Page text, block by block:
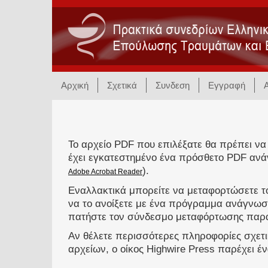
Αρχική Σχετικά Συνδεση Εγγραφή
Το αρχείο PDF που επιλέξατε θα πρέπει
έχει εγκατεστημένο ένα πρόσθετο PDF
Adobe Acrobat Reader).
Εναλλακτικά μπορείτε να μεταφορτώσετε
να το ανοίξετε με ένα πρόγραμμα
πατήστε τον σύνδεσμο μεταφόρτωσης
Αν θέλετε περισσότερες πληροφορίες
αρχείων, ο οίκος Highwire Press παρέχει